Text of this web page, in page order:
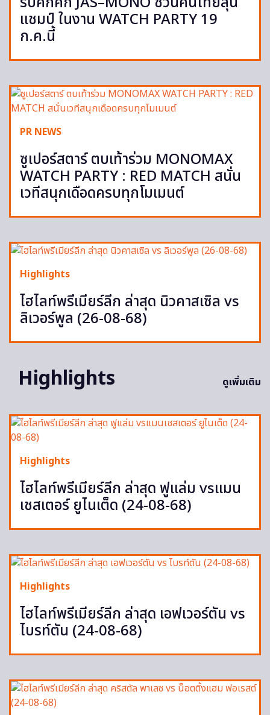
แชมป์ ในงาน WATCH PARTY 19
ก.ค.นี้
PR NEWS
ซูเปอร์สตาร์ ตบเท้าร่วม MONOMAX
WATCH PARTY : RED MATCH สนั่น
เวทีสนุกเดือดครบทุกโมเมนต์
Highlights
ไฮไลท์พรีเมียร์ลีก ล่าสุด นิวคาสเซิล vs
ลิเวอร์พูล (26-08-68)
Highlights ดูเพิ่มเติม
Highlights
ไฮไลท์พรีเมียร์ลีก ล่าสุด ฟูแล่ม vsแมน
เชสเตอร์ ยูไนเต็ด (24-08-68)
Highlights
ไฮไลท์พรีเมียร์ลีก ล่าสุด เอฟเวอร์ตัน vs
ไบรท์ตัน (24-08-68)